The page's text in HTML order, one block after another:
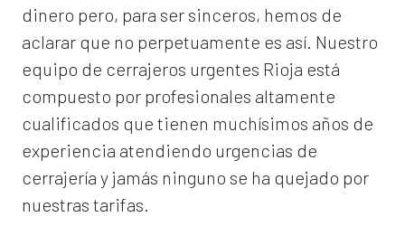
dinero pero, para ser sinceros, hemos de
aclarar que no perpetuamente es así. Nuestro
equipo de cerrajeros urgentes Rioja está
compuesto por profesionales altamente
cualificados que tienen muchísimos años de
experiencia atendiendo urgencias de
cerrajería y jamás ninguno se ha quejado por
nuestras tarifas.